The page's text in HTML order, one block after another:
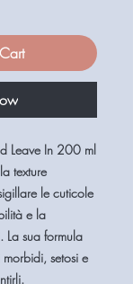
Leave In 200 ml
texture
le cuticole
e la
La sua formula
setosi e